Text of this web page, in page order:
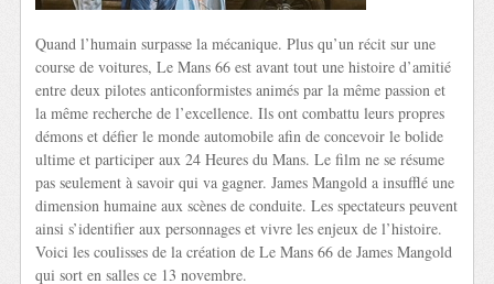
Quand l’humain surpasse la mécanique. Plus qu’un récit sur une
course de voitures, Le Mans 66 est avant tout une histoire d’amitié
entre deux pilotes anticonformistes animés par la même passion et
la même recherche de l’excellence. Ils ont combattu leurs propres
démons et défier le monde automobile afin de concevoir le bolide
ultime et participer aux 24 Heures du Mans. Le film ne se résume
pas seulement à savoir qui va gagner. James Mangold a insufflé une
dimension humaine aux scènes de conduite. Les spectateurs peuvent
ainsi s’identifier aux personnages et vivre les enjeux de l’histoire.
Voici les coulisses de la création de Le Mans 66 de James Mangold
qui sort en salles ce 13 novembre.